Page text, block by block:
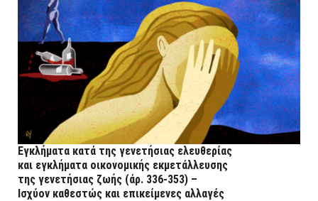
Εγκλήματα κατά της γενετήσιας ελευθερίας
και εγκλήματα οικονομικής εκμετάλλευσης
της γενετήσιας ζωής (άρ. 336-353) –
Ισχύον καθεστώς και επικείμενες αλλαγές